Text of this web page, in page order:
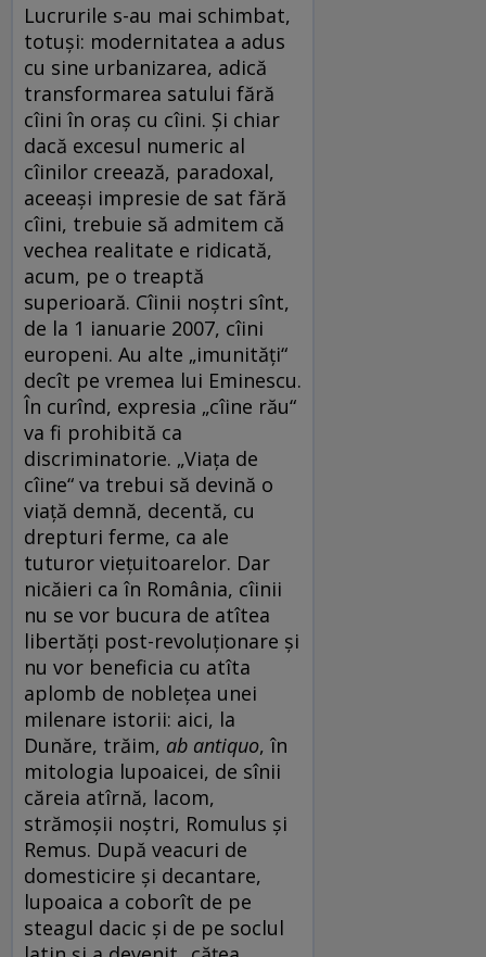
Lucrurile s-au mai schimbat,
totuşi: modernitatea a adus
cu sine urbanizarea, adică
transformarea satului fără
cîini în oraş cu cîini. Şi chiar
dacă excesul numeric al
cîinilor creează, paradoxal,
aceeaşi impresie de sat fără
cîini, trebuie să admitem că
vechea realitate e ridicată,
acum, pe o treaptă
superioară. Cîinii noştri sînt,
de la 1 ianuarie 2007, cîini
europeni. Au alte „imunităţi“
decît pe vremea lui Eminescu.
În curînd, expresia „cîine rău“
va fi prohibită ca
discriminatorie. „Viaţa de
cîine“ va trebui să devină o
viaţă demnă, decentă, cu
drepturi ferme, ca ale
tuturor vieţuitoarelor. Dar
nicăieri ca în România, cîinii
nu se vor bucura de atîtea
libertăţi post-revoluţionare şi
nu vor beneficia cu atîta
aplomb de nobleţea unei
milenare istorii: aici, la
Dunăre, trăim, ab antiquo, în
mitologia lupoaicei, de sînii
căreia atîrnă, lacom,
strămoşii noştri, Romulus şi
Remus. După veacuri de
domesticire şi decantare,
lupoaica a coborît de pe
steagul dacic şi de pe soclul